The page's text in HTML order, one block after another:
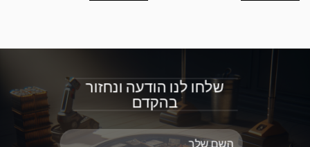
שלחו לנו הודעה ונחזור
בהקדם